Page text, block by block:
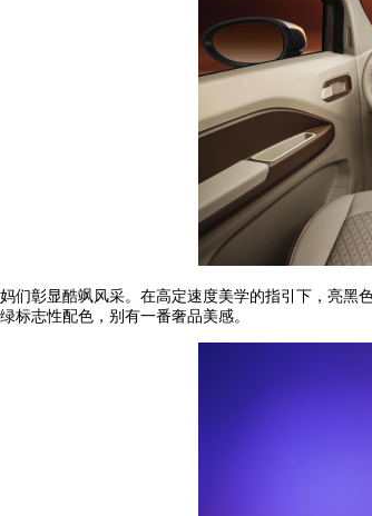
们彰显酷飒风采。在高定速度美学的指引下，亮
标志性配色，别有一番奢品美感。